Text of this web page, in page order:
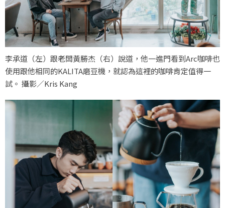
李承道（左）跟老闆黃勝杰（右）說道，他一進門看到Arc咖啡也
使用跟他相同的KALITA磨豆機，就認為這裡的咖啡肯定值得一
試。 攝影／Kris Kang